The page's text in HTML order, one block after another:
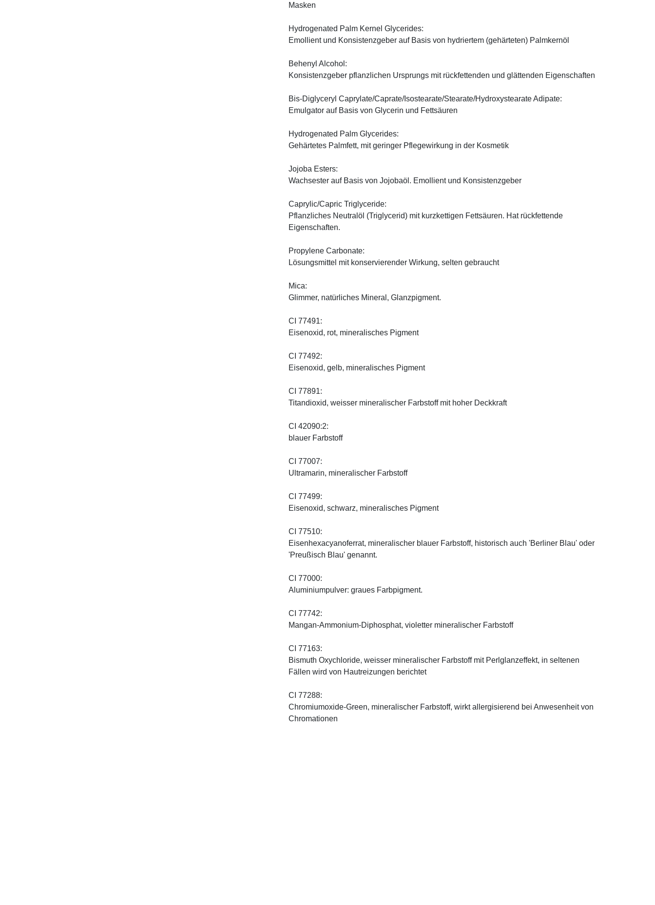
Masken
Hydrogenated Palm Kernel Glycerides:
Emollient und Konsistenzgeber auf Basis von hydriertem (gehärteten) Palmkernöl
Behenyl Alcohol:
Konsistenzgeber pflanzlichen Ursprungs mit rückfettenden und glättenden Eigenschaften
Bis-Diglyceryl Caprylate/Caprate/Isostearate/Stearate/Hydroxystearate Adipate:
Emulgator auf Basis von Glycerin und Fettsäuren
Hydrogenated Palm Glycerides:
Gehärtetes Palmfett, mit geringer Pflegewirkung in der Kosmetik
Jojoba Esters:
Wachsester auf Basis von Jojobaöl. Emollient und Konsistenzgeber
Caprylic/Capric Triglyceride:
Pflanzliches Neutralöl (Triglycerid) mit kurzkettigen Fettsäuren. Hat rückfettende
Eigenschaften.
Propylene Carbonate:
Lösungsmittel mit konservierender Wirkung, selten gebraucht
Mica:
Glimmer, natürliches Mineral, Glanzpigment.
CI 77491:
Eisenoxid, rot, mineralisches Pigment
CI 77492:
Eisenoxid, gelb, mineralisches Pigment
CI 77891:
Titandioxid, weisser mineralischer Farbstoff mit hoher Deckkraft
CI 42090:2:
blauer Farbstoff
CI 77007:
Ultramarin, mineralischer Farbstoff
CI 77499:
Eisenoxid, schwarz, mineralisches Pigment
CI 77510:
Eisenhexacyanoferrat, mineralischer blauer Farbstoff, historisch auch 'Berliner Blau' oder
'Preußisch Blau' genannt.
CI 77000:
Aluminiumpulver: graues Farbpigment.
CI 77742:
Mangan-Ammonium-Diphosphat, violetter mineralischer Farbstoff
CI 77163:
Bismuth Oxychloride, weisser mineralischer Farbstoff mit Perlglanzeffekt, in seltenen
Fällen wird von Hautreizungen berichtet
CI 77288:
Chromiumoxide-Green, mineralischer ­Farbstoff, wirkt allergisierend bei Anwesenheit von
Chromationen